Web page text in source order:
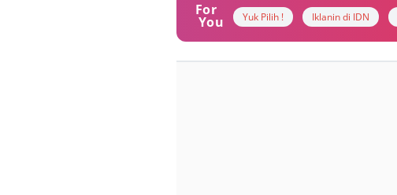
For
You Yuk Pilih ! Iklanin di IDN